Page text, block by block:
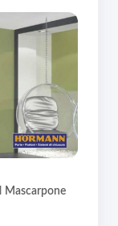
Mascarpone